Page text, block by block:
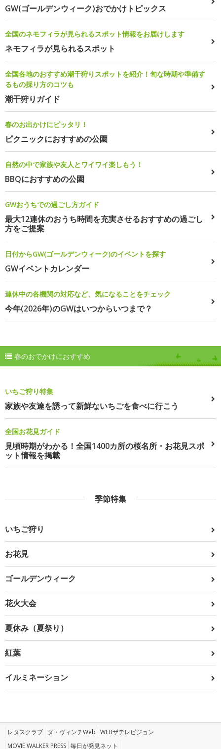
GW(ゴールデンウィーク)おでかけトピックス
全国のネモフィラが見られるスポット情報をお届けします
ネモフィラが見られるスポット
全国各地のおすすめ潮干狩りスポットを紹介！旬な時期や準備す
るもの採り方のコツも
潮干狩りガイド
春のお出かけにピッタリ！
ピクニックにおすすめの公園
自然の中で家族や友人とワイワイ楽しもう！
BBQにおすすめの公園
GWおうちでの過ごし方ガイド
最大12連休のおうち時間を充実させるおすすめの過ごし
方をご提案
日付からGW(ゴールデンウィーク)のイベントを探す
GWイベントカレンダー
連休中の各機関の対応など、気になることをチェック
今年(2026年)のGWはいつからいつまで？
春のおでかけにおすすめ
いちご狩り特集
家族や友達を誘って新鮮ないちごを食べに行こう
全国お花見ガイド
見頃時期がわかる！全国1400カ所の桜名所・お花見スポ
ット情報を掲載
季節特集
いちご狩り
お花見
ゴールデンウィーク
花火大会
夏休み（夏祭り）
紅葉
イルミネーション
レタスクラブ ダ・ヴィンチWeb WEBザテレビジョン
MOVIE WALKER PRESS 毎日が発見ネット